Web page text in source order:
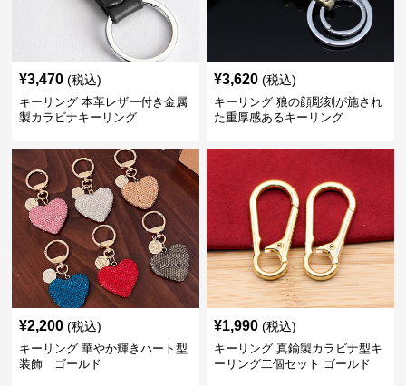
¥3,470 (税込)
キーリング 本革レザー付き金属
製カラビナキーリング
¥3,620 (税込)
キーリング 狼の顔彫刻が施され
た重厚感あるキーリング
¥2,200 (税込)
キーリング 華やか輝きハート型
装飾 ゴールド
¥1,990 (税込)
キーリング 真鍮製カラビナ型キ
ーリング二個セット ゴールド